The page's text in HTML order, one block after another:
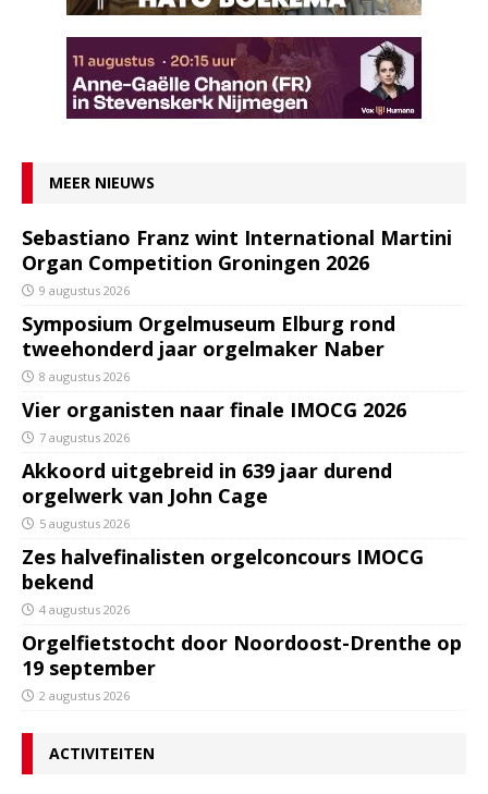
MEER NIEUWS
Sebastiano Franz wint International Martini
Organ Competition Groningen 2026
9 augustus 2026
Symposium Orgelmuseum Elburg rond
tweehonderd jaar orgelmaker Naber
8 augustus 2026
Vier organisten naar finale IMOCG 2026
7 augustus 2026
Akkoord uitgebreid in 639 jaar durend
orgelwerk van John Cage
5 augustus 2026
Zes halvefinalisten orgelconcours IMOCG
bekend
4 augustus 2026
Orgelfietstocht door Noordoost-Drenthe op
19 september
2 augustus 2026
ACTIVITEITEN